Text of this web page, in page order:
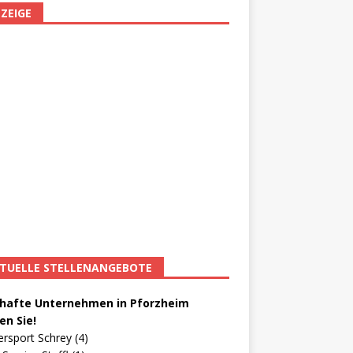
STELLENANGEBOTE
Unternehmen in Pforzheim
Sie!
Schrey (4)